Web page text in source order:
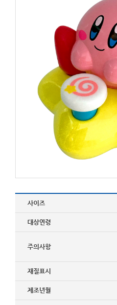
사이즈
대상연령
주의사항
재질표시
제조년월